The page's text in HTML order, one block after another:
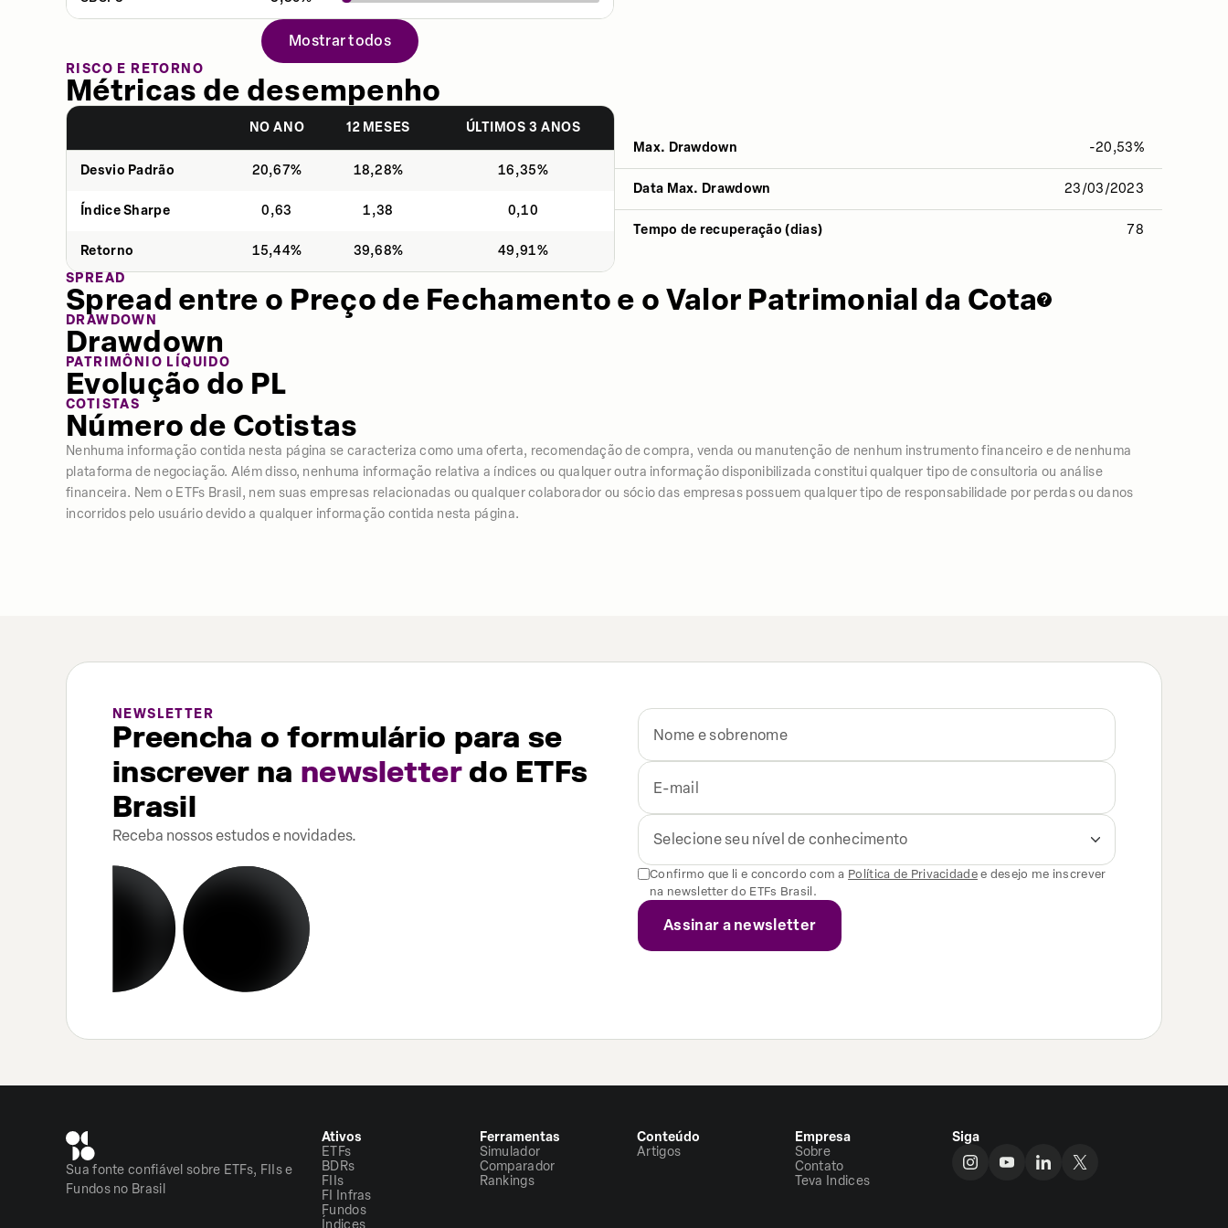
Mostrar todos
RISCO E RETORNO
Métricas de desempenho
NO ANO 12 MESES ÚLTIMOS 3 ANOS
Desvio Padrão 20,67% 18,28% 16,35%
Índice Sharpe 0,63 1,38 0,10
Retorno 15,44% 39,68% 49,91%
Max. Drawdown -20,53%
Data Max. Drawdown 23/03/2023
Tempo de recuperação (dias) 78
SPREAD
Spread entre o Preço de Fechamento e o Valor Patrimonial da Cota
DRAWDOWN
Drawdown
PATRIMÔNIO LÍQUIDO
Evolução do PL
COTISTAS
Número de Cotistas
Nenhuma informação contida nesta página se caracteriza como uma oferta, recomendação de compra, venda ou manutenção de nenhum instrumento financeiro e de nenhuma
plataforma de negociação. Além disso, nenhuma informação relativa a índices ou qualquer outra informação disponibilizada constitui qualquer tipo de consultoria ou análise
financeira. Nem o ETFs Brasil, nem suas empresas relacionadas ou qualquer colaborador ou sócio das empresas possuem qualquer tipo de responsabilidade por perdas ou danos
incorridos pelo usuário devido a qualquer informação contida nesta página.
NEWSLETTER
Preencha o formulário para se
inscrever na newsletterdo ETFs
Brasil
Receba nossos estudos e novidades. Selecione seu nível de conhecimento
Confirmo que li e concordo com a Política de Privacidade e desejo me inscrever
na newsletter do ETFs Brasil.
Sua fonte confiável sobre ETFs, FIIs e
Fundos no Brasil
Ativos
ETFs
BDRs
FIIs
FI Infras
Fundos
Índices
Ferramentas
Simulador
Comparador
Rankings
Conteúdo
Artigos
Empresa
Sobre
Contato
Teva Indices
Siga